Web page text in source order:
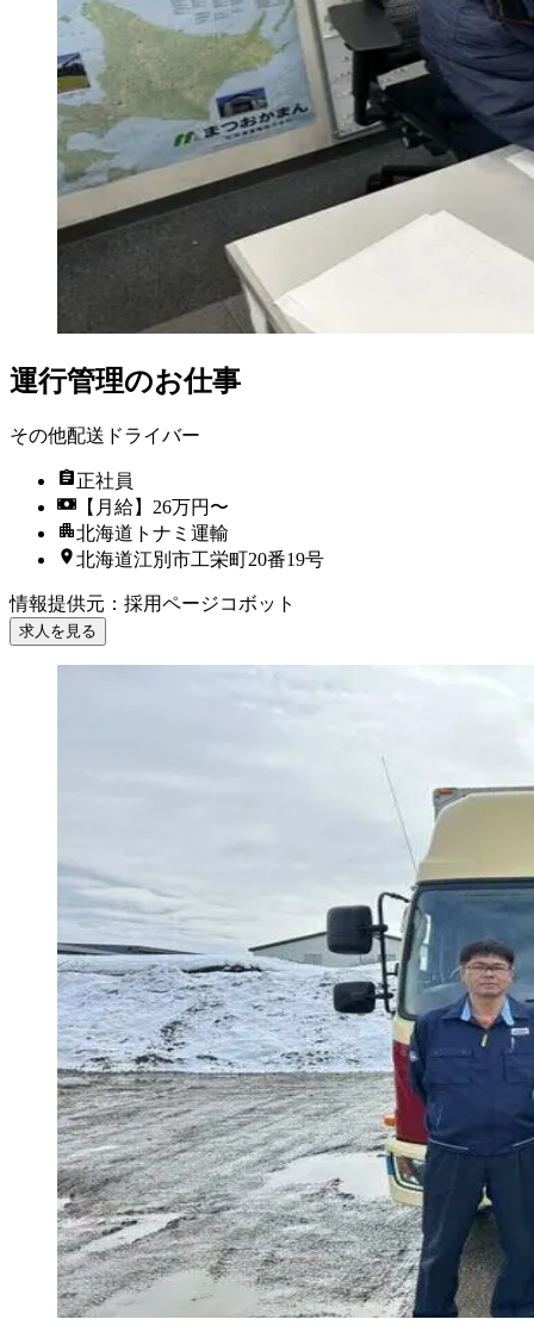
運行管理のお仕事
その他配送ドライバー
正社員
【月給】26万円〜
北海道トナミ運輸
北海道江別市工栄町20番19号
情報提供元 ： 採用ページコボット
求人を見る